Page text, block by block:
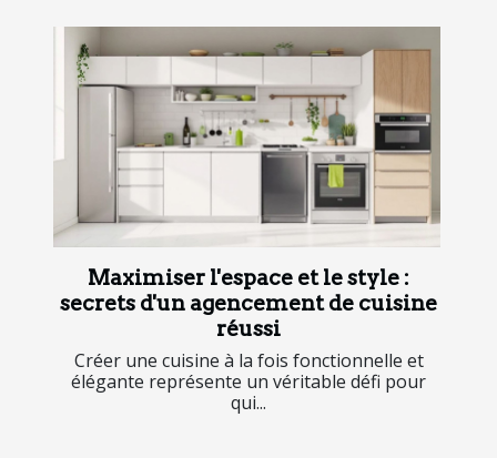
Maximiser l'espace et le style :
secrets d'un agencement de cuisine
réussi
Créer une cuisine à la fois fonctionnelle et
élégante représente un véritable défi pour
qui...